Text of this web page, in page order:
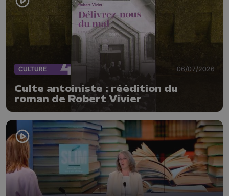
CULTURE 06/07/2026
Culte antoiniste : réédition du
roman de Robert Vivier